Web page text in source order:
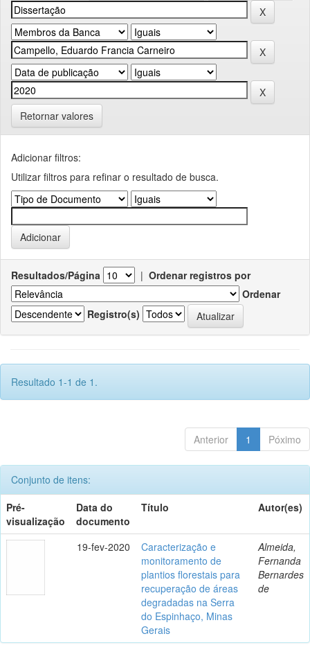
Retornar valores
Adicionar filtros:
Utilizar filtros para refinar o resultado de busca.
Resultados/Página | Ordenar registros por
Ordenar
Registro(s)
Resultado 1-1 de 1.
Anterior 1 Póximo
Conjunto de itens:
Pré-
visualização
Data do
documento
Título Autor(es)
19-fev-2020
Caracterização e
monitoramento de
plantios florestais para
recuperação de áreas
degradadas na Serra
do Espinhaço, Minas
Gerais
Almeida,
Fernanda
Bernardes
de